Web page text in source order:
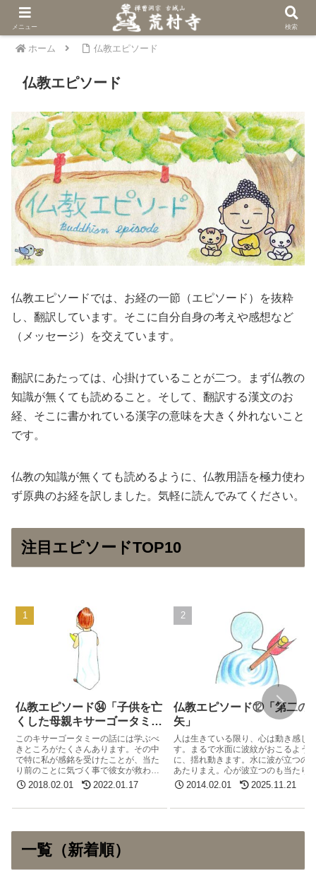
ホーム 仏教エピソード
仏教エピソード
仏教エピソードでは、お経の一節（エピソード）を抜粋
し、翻訳しています。そこに自分自身の考えや感想など
（メッセージ）を交えています。
翻訳にあたっては、心掛けていることが二つ。まず仏教の
知識が無くても読めること。そして、翻訳する漢文のお
経、そこに書かれている漢字の意味を大きく外れないこと
です。
仏教の知識が無くても読めるように、仏教用語を極力使わ
ず原典のお経を訳しました。気軽に読んでみてください。
注目エピソードTOP10
仏教エピソード㉞「子供を亡
くした母親キサーゴータミ
ー」
このキサーゴータミーの話には学ぶべ
きところがたくさんあります。その中
で特に私が感銘を受けたことが、当た
り前のことに気づく事で彼女が救われ
たことです。当たり前のことに気づく
大切さを教えてくれます。
2018.02.01 2022.01.17
仏教エピソード⑫「第二の
矢」
人は生きている限り、心は動き感じ
す。まるで水面に波紋がおこるよう
に、揺れ動きます。水に波が立つの
あたりまえ。心が波立つのも当たり
のこと。仏教は人間誰しもが持つ当
り前を、決して否定しているわけで
2014.02.01 2025.11.21
一覧（新着順）
メニュー 検索